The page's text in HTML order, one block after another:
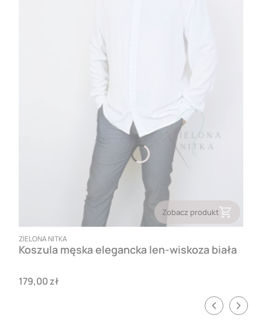
Zobacz produkt
PRODUCENT
ZIELONA NITKA
Koszula męska elegancka len-wiskoza biała
Cena
179,00 zł